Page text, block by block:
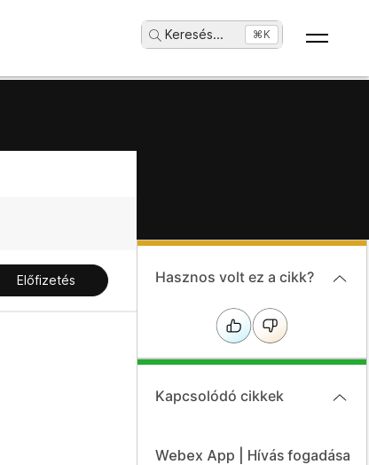
Keresés... ⌘K
Előfizetés Hasznos volt ez a cikk?
Kapcsolódó cikkek
Webex App | Hívás fogadása